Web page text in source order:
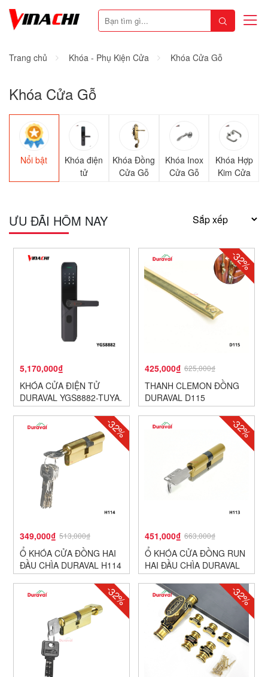
Trang chủ Khóa - Phụ Kiện Cửa Khóa Cửa Gỗ
Khóa Cửa Gỗ
Nổi bật
Khóa điện
tử
Khóa Đồng
Cửa Gỗ
Khóa Inox
Cửa Gỗ
Khóa Hợp
Kim Cửa
ƯU ĐÃI HÔM NAY
5,170,000₫
KHÓA CỬA ĐIỆN TỬ
DURAVAL YGS8882-TUYA.
-32%
425,000₫ 625,000₫
THANH CLEMON ĐỒNG
DURAVAL D115
-32%
349,000₫ 513,000₫
Ổ KHÓA CỬA ĐỒNG HAI
ĐẦU CHÌA DURAVAL H114
-32%
451,000₫ 663,000₫
Ổ KHÓA CỬA ĐỒNG RUN
HAI ĐẦU CHÌA DURAVAL
H113
-32% -32%